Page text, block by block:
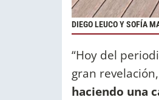
DIEGO LEUCO Y SOFÍA
“Hoy del
gran revelación,
haciendo una